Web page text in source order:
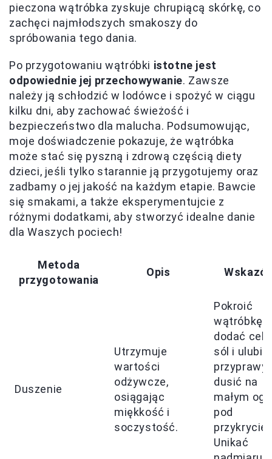
pieczona wątróbka zyskuje chrupiącą skórkę, co
zachęci najmłodszych smakoszy do
spróbowania tego dania.
Po przygotowaniu wątróbki istotne jest
odpowiednie jej przechowywanie. Zawsze
należy ją schłodzić w lodówce i spożyć w ciągu
kilku dni, aby zachować świeżość i
bezpieczeństwo dla malucha. Podsumowując,
moje doświadczenie pokazuje, że wątróbka
może stać się pyszną i zdrową częścią diety
dzieci, jeśli tylko starannie ją przygotujemy oraz
zadbamy o jej jakość na każdym etapie. Bawcie
się smakami, a także eksperymentujcie z
różnymi dodatkami, aby stworzyć idealne danie
dla Waszych pociech!
Metoda
przygotowania
Opis
Duszenie
Utrzymuje
wartości
odżywcze,
osiągając
miękkość i
soczystość.
Pokroić
wątróbkę,
dodać
sól i
przyprawy,
dusić na
małym
pod
Unikać